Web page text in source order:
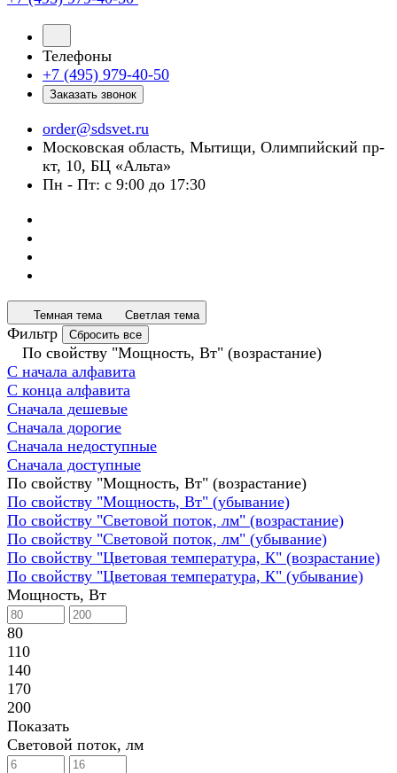
Телефоны
+7 (495) 979-40-50
Заказать звонок
order@sdsvet.ru
Московская область, Мытищи, Олимпийский пр-
кт, 10, БЦ «Альта»
Пн - Пт: с 9:00 до 17:30
Темная тема Светлая тема
Фильтр Сбросить все
По свойству "Мощность, Вт" (возрастание)
С начала алфавита
С конца алфавита
Сначала дешевые
Сначала дорогие
Сначала недоступные
Сначала доступные
По свойству "Мощность, Вт" (возрастание)
По свойству "Мощность, Вт" (убывание)
По свойству "Световой поток, лм" (возрастание)
По свойству "Световой поток, лм" (убывание)
По свойству "Цветовая температура, К" (возрастание)
По свойству "Цветовая температура, К" (убывание)
Мощность, Вт
80
110
140
170
200
Показать
Световой поток, лм